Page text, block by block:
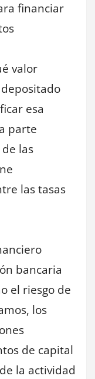
financiar
valor
esa
parte
las
las tasas
bancaria
el riesgo de
los
de capital
la actividad